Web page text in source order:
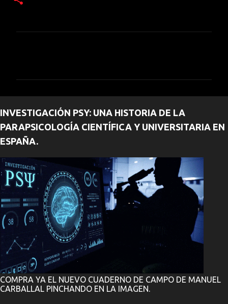
t
a
r
i
o
s
INVESTIGACIÓN PSY: UNA HISTORIA DE LA
PARAPSICOLOGÍA CIENTÍFICA Y UNIVERSITARIA EN
ESPAÑA.
COMPRA YA EL NUEVO CUADERNO DE CAMPO DE MANUEL
CARBALLAL PINCHANDO EN LA IMAGEN.